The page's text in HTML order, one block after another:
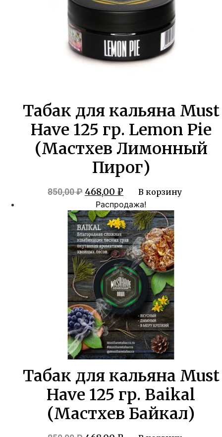
Табак для кальяна Must
Have 125 гр. Lemon Pie
(Мастхев Лимонный
Пирог)
850,00₽ Первоначальная
цена
составляла
850,00 ₽.
468,00 ₽ Текущая
цена:
468,00 ₽.
В корзину
Распродажа!
Табак для кальяна Must
Have 125 гр. Baikal
(Мастхев Байкал)